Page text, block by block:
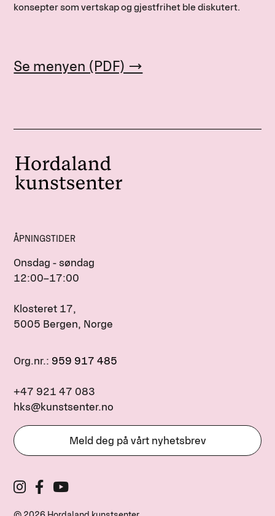
konsepter som vertskap og gjestfrihet ble diskutert.
Se menyen (PDF) →
ÅPNINGSTIDER
Onsdag - søndag
12:00–17:00
Klosteret 17,
5005 Bergen, Norge
Org.nr.: 959 917 485
+47 921 47 083
hks@kunstsenter.no
Meld deg på vårt nyhetsbrev